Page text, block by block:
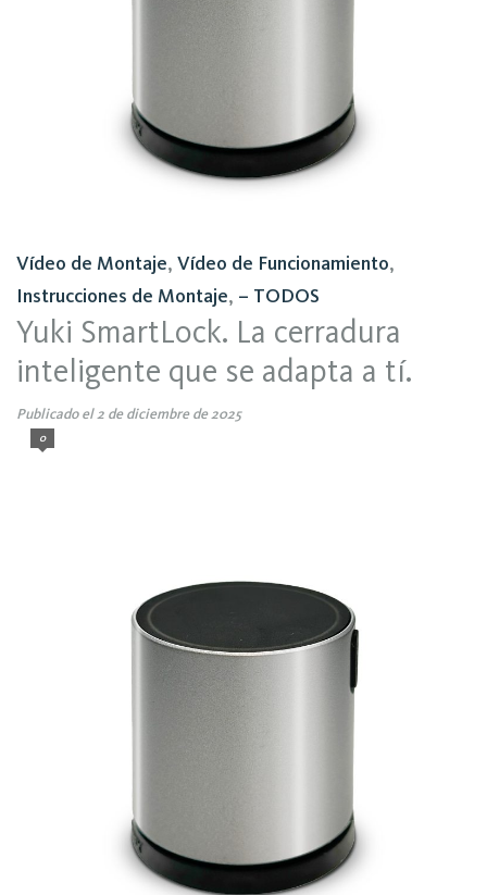
Vídeo de Montaje, Vídeo de Funcionamiento,
Instrucciones de Montaje, – TODOS
Yuki SmartLock. La cerradura
inteligente que se adapta a tí.
Publicado el 2 de diciembre de 2025
0